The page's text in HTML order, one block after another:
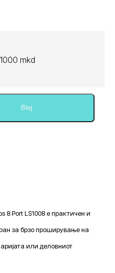
mkd
Blej
8 Port LS1008 е практичен и
за брзо проширување на
или деловниот